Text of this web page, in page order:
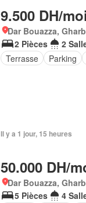
9.500 DH/
Dar Bouazza,
2 Pièces
2
Terrasse
Parking
Il y a 1 jour, 15 heures
50.000 DH/
Dar Bouazza,
5 Pièces
4